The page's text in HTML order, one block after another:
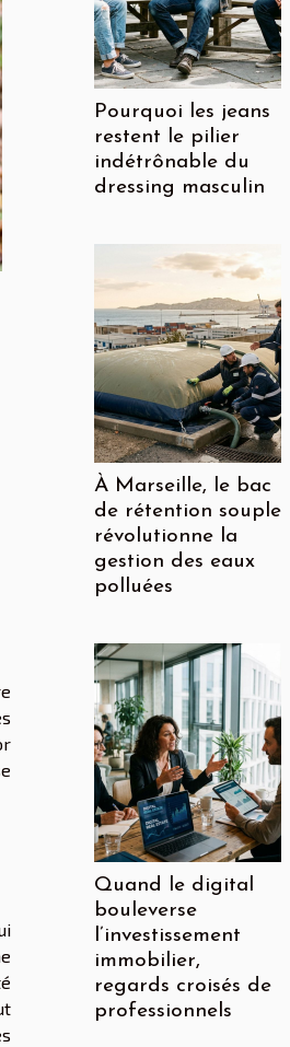
Pourquoi les jeans
restent le pilier
indétrônable du
dressing masculin
À Marseille, le bac
de rétention souple
révolutionne la
gestion des eaux
polluées
Quand le digital
bouleverse
l’investissement
immobilier,
regards croisés de
professionnels